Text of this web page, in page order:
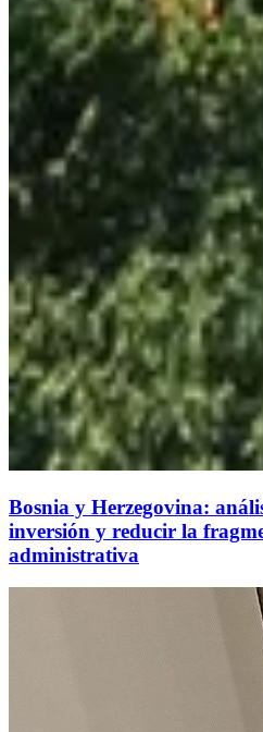
Bosnia y Herzegovina:
inversión y reducir la
administrativa